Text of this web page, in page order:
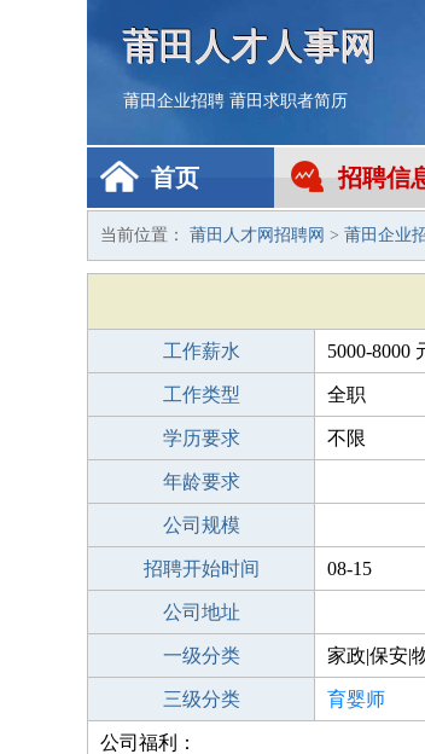
莆田人才人事网
莆田企业招聘 莆田求职者简历
首页 招聘信
当前位置： 莆田人才网招聘网 > 莆田企业
工作薪水 5000-8000
工作类型 全职
学历要求 不限
年龄要求
公司规模
招聘开始时间 08-15
公司地址
一级分类 家政|保安|
三级分类 育婴师
公司福利：